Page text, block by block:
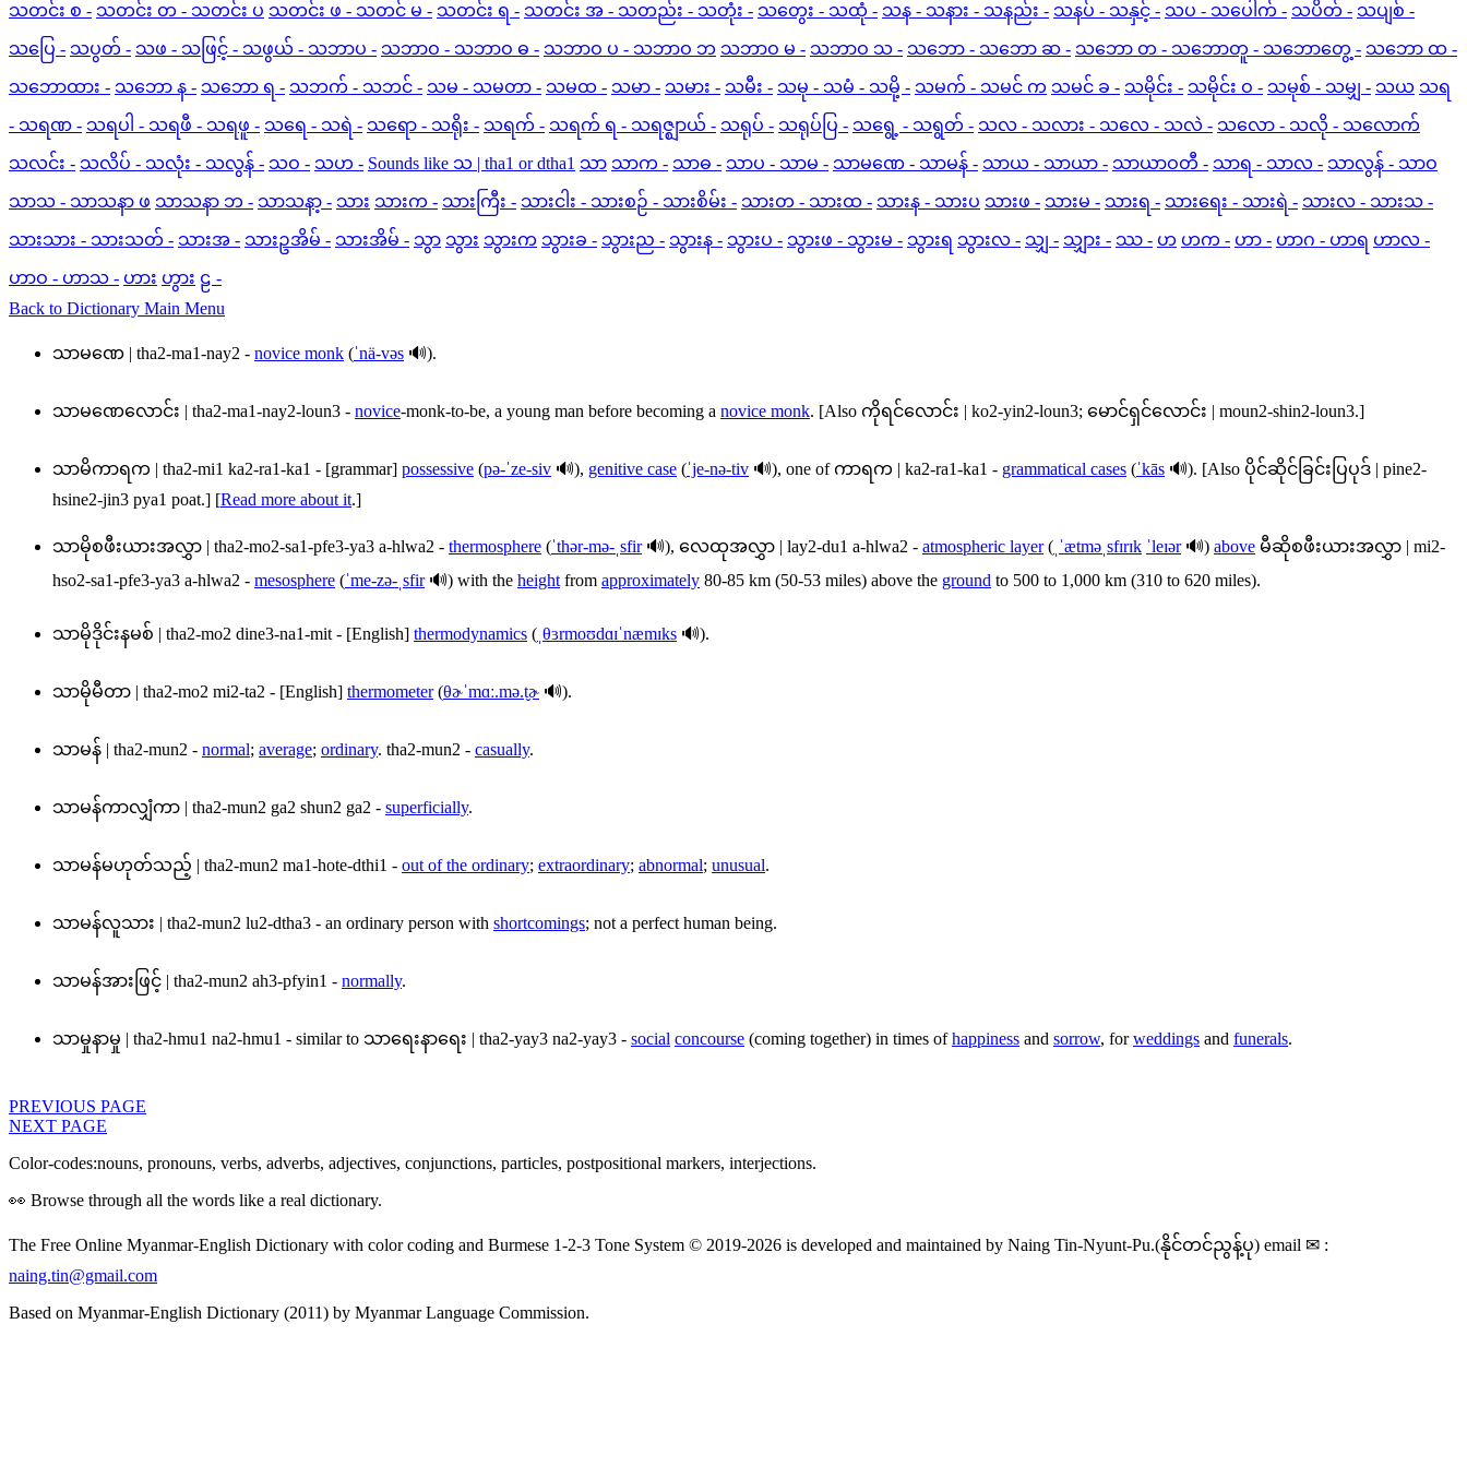
သတင်း စ - သတင်း တ - သတင်း ပ သတင်း ဖ - သတင် မ - သတင်း ရ - သတင်း အ - သတည်း - သတုံး - သတွေး - သထုံ - သန - သနား - သနည်း - သနပ် - သနှင့် - သပ - သပေါက် - သပိတ် - သပျစ် -
သပြေ - သပွတ် - သဖ - သဖြင့် - သဖွယ် - သဘာပ - သဘာဝ - သဘာဝ ဓ - သဘာဝ ပ - သဘာဝ ဘ သဘာဝ မ - သဘာဝ သ - သဘော - သဘော ဆ - သဘော တ - သဘောတူ - သဘောတွေ့ - သဘော ထ -
သဘောထား - သဘော န - သဘော ရ - သဘက် - သဘင် - သမ - သမတာ - သမထ - သမာ - သမား - သမီး - သမု - သမံ - သမို့ - သမက် - သမင် က သမင် ခ - သမိုင်း - သမိုင်း ဝ - သမုစ် - သမျှ - သယ သရ
- သရဏ - သရပါ - သရဖီ - သရဖူ - သရေ - သရဲ - သရော - သရိုး - သရက် - သရက် ရ - သရဇ္ဈာယ် - သရုပ် - သရုပ်ပြ - သရွေ့ - သရွတ် - သလ - သလား - သလေ - သလဲ - သလော - သလို - သလောက်
သလင်း - သလိပ် - သလုံး - သလွန် - သဝ - သဟ - Sounds like သ | tha1 or dtha1 သာ သာက - သာဓ - သာပ - သာမ - သာမဏေ - သာမန် - သာယ - သာယာ - သာယာဝတီ - သာရ - သာလ - သာလွန် - သာဝ
သာသ - သာသနာ ဖ သာသနာ ဘ - သာသနာ့ - သား သားက - သားကြီး - သားငါး - သားစဉ် - သားစိမ်း - သားတ - သားထ - သားန - သားပ သားဖ - သားမ - သားရ - သားရေး - သားရဲ - သားလ - သားသ -
သားသား - သားသတ် - သားအ - သားဥအိမ် - သားအိမ် - သွာ သွား သွားက သွားခ - သွားည - သွားန - သွားပ - သွားဖ - သွားမ - သွားရ သွားလ - သျှ - သျှား - ဿ - ဟ ဟက - ဟာ - ဟာဂ - ဟာရ ဟာလ -
ဟာဝ - ဟာသ - ဟား ဟွား ဠ -
Back to Dictionary Main Menu
သာမဏေ | tha2-ma1-nay2 - novice monk (ˈnä-vəs 🔊).
သာမဏေလောင်း | tha2-ma1-nay2-loun3 - novice-monk-to-be, a young man before becoming a novice monk. [Also ကိုရင်လောင်း | ko2-yin2-loun3; မောင်ရှင်လောင်း | moun2-shin2-loun3.]
သာမိကာရက | tha2-mi1 ka2-ra1-ka1 - [grammar] possessive (pə-ˈze-siv 🔊), genitive case (ˈje-nə-tiv 🔊), one ofကာရက | ka2-ra1-ka1 - grammatical cases (ˈkās 🔊). [Also ပိုင်ဆိုင်ခြင်းပြပုဒ် | pine2-
hsine2-jin3 pya1 poat.] [Read more about it.]
သာမိုစဖီးယားအလွှာ | tha2-mo2-sa1-pfe3-ya3 a-hlwa2 - thermosphere (ˈthər-mə-ˌsfir🔊), လေထုအလွှာ | lay2-du1 a-hlwa2 - atmospheric layer( ˌˈætməˌsfɪrɪk ˈleɪər🔊) above မီဆိုစဖီးယားအလွှာ | mi2-
hso2-sa1-pfe3-ya3 a-hlwa2 - mesosphere (ˈme-zə-ˌsfir🔊) with the height from approximately 80-85 km (50-53 miles) above the ground to 500 to 1,000 km (310 to 620 miles).
သာမိုဒိုင်းနမစ် | tha2-mo2 dine3-na1-mit - [English] thermodynamics ( ˌθɜrmoʊdɑɪˈnæmɪks 🔊).
သာမိုမီတာ | tha2-mo2 mi2-ta2 - [English] thermometer(θɚˈmɑː.mə.t̬ɚ 🔊).
သာမန် | tha2-mun2 - normal; average; ordinary. tha2-mun2 - casually.
သာမန်ကာလျှံကာ | tha2-mun2 ga2 shun2 ga2 - superficially.
သာမန်မဟုတ်သည့် | tha2-mun2 ma1-hote-dthi1 - out of the ordinary; extraordinary; abnormal; unusual.
သာမန်လူသား | tha2-mun2 lu2-dtha3 - an ordinary person with shortcomings; not a perfect human being.
သာမန်အားဖြင့် | tha2-mun2 ah3-pfyin1 - normally.
သာမှုနာမှု | tha2-hmu1 na2-hmu1 - similar to သာရေးနာရေး | tha2-yay3 na2-yay3 - social concourse (coming together) in times ofhappiness and sorrow, forweddings and funerals.
PREVIOUS PAGE
NEXT PAGE
Color-codes:nouns, pronouns, verbs, adverbs, adjectives, conjunctions, particles, postpositional markers, interjections.
👀 Browse through all the words like a real dictionary.
The Free Online Myanmar-English Dictionary with color coding and Burmese 1-2-3 Tone System © 2019-2026 is developed and maintained by Naing Tin-Nyunt-Pu.(နိုင်တင်ညွန့်ပု) email ✉ :
naing.tin@gmail.com
Based on Myanmar-English Dictionary (2011) by Myanmar Language Commission.